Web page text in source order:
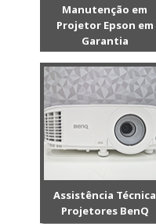
Manutenção em
Projetor Epson em
Garantia
Assistência Técnica
Projetores BenQ